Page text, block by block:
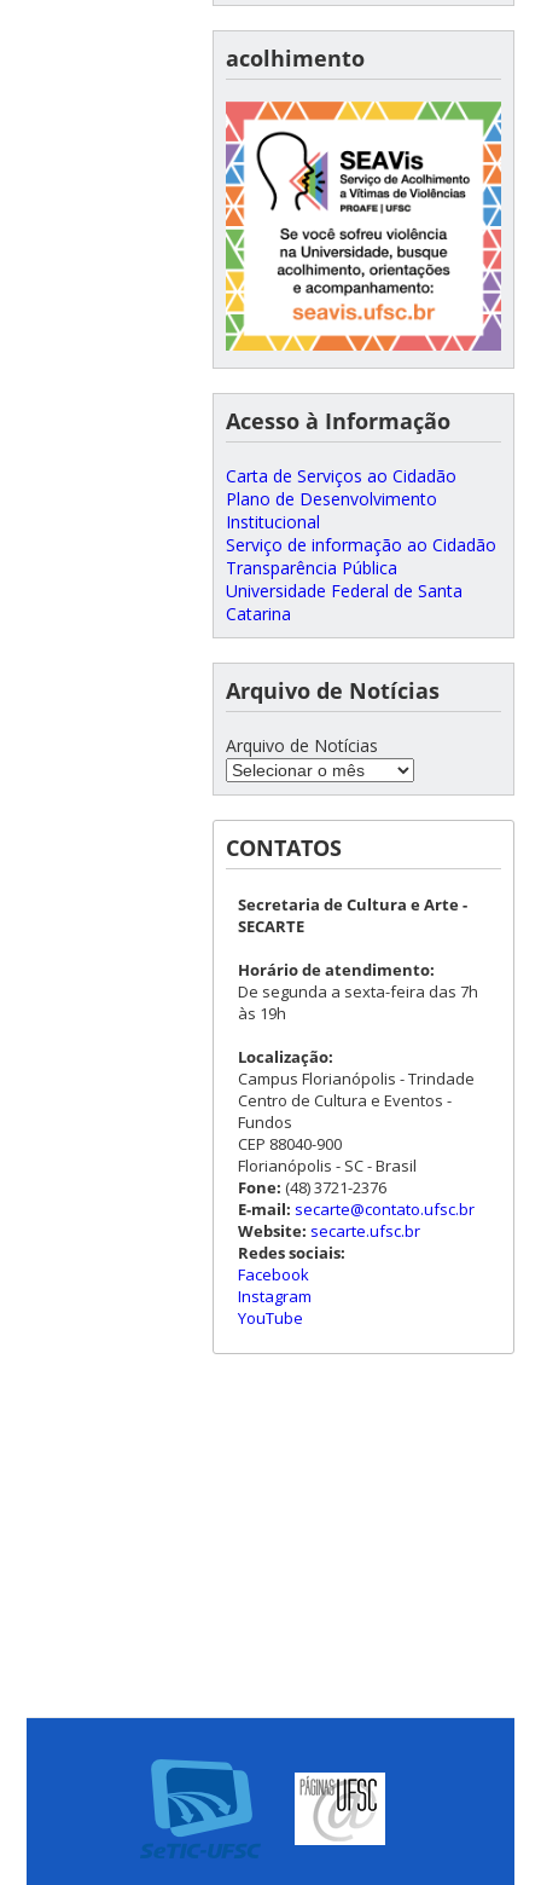
acolhimento
Acesso à Informação
Carta de Serviços ao Cidadão
Plano de Desenvolvimento
Institucional
Serviço de informação ao Cidadão
Transparência Pública
Universidade Federal de Santa
Catarina
Arquivo de Notícias
Arquivo de Notícias
CONTATOS
Secretaria de Cultura e Arte -
SECARTE
Horário de atendimento:
De segunda a sexta-feira das 7h
às 19h
Localização:
Campus Florianópolis - Trindade
Centro de Cultura e Eventos -
Fundos
CEP 88040-900
Florianópolis - SC - Brasil
Fone: (48) 3721-2376
E-mail: secarte@contato.ufsc.br
Website: secarte.ufsc.br
Redes sociais:
Facebook
Instagram
YouTube